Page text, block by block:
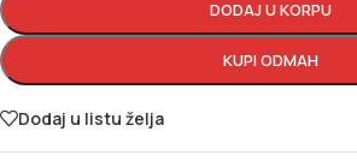
DODAJ U KORPU
KUPI ODMAH
Dodaj u listu želja